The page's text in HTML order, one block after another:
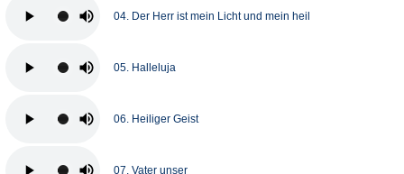
04. Der Herr ist mein Licht und mein heil
05. Halleluja
06. Heiliger Geist
07. Vater unser